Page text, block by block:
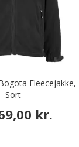
Fleecejakke,
Sort
kr.